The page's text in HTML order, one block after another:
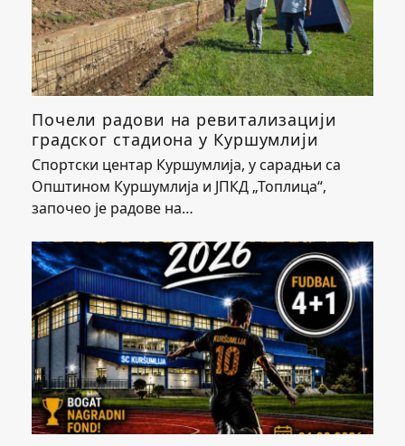
Почели радови на ревитализацији
градског стадиона у Куршумлији
Спортски центар Куршумлија, у сарадњи са
Општином Куршумлија и ЈПКД „Топлица“,
започео је радове на…